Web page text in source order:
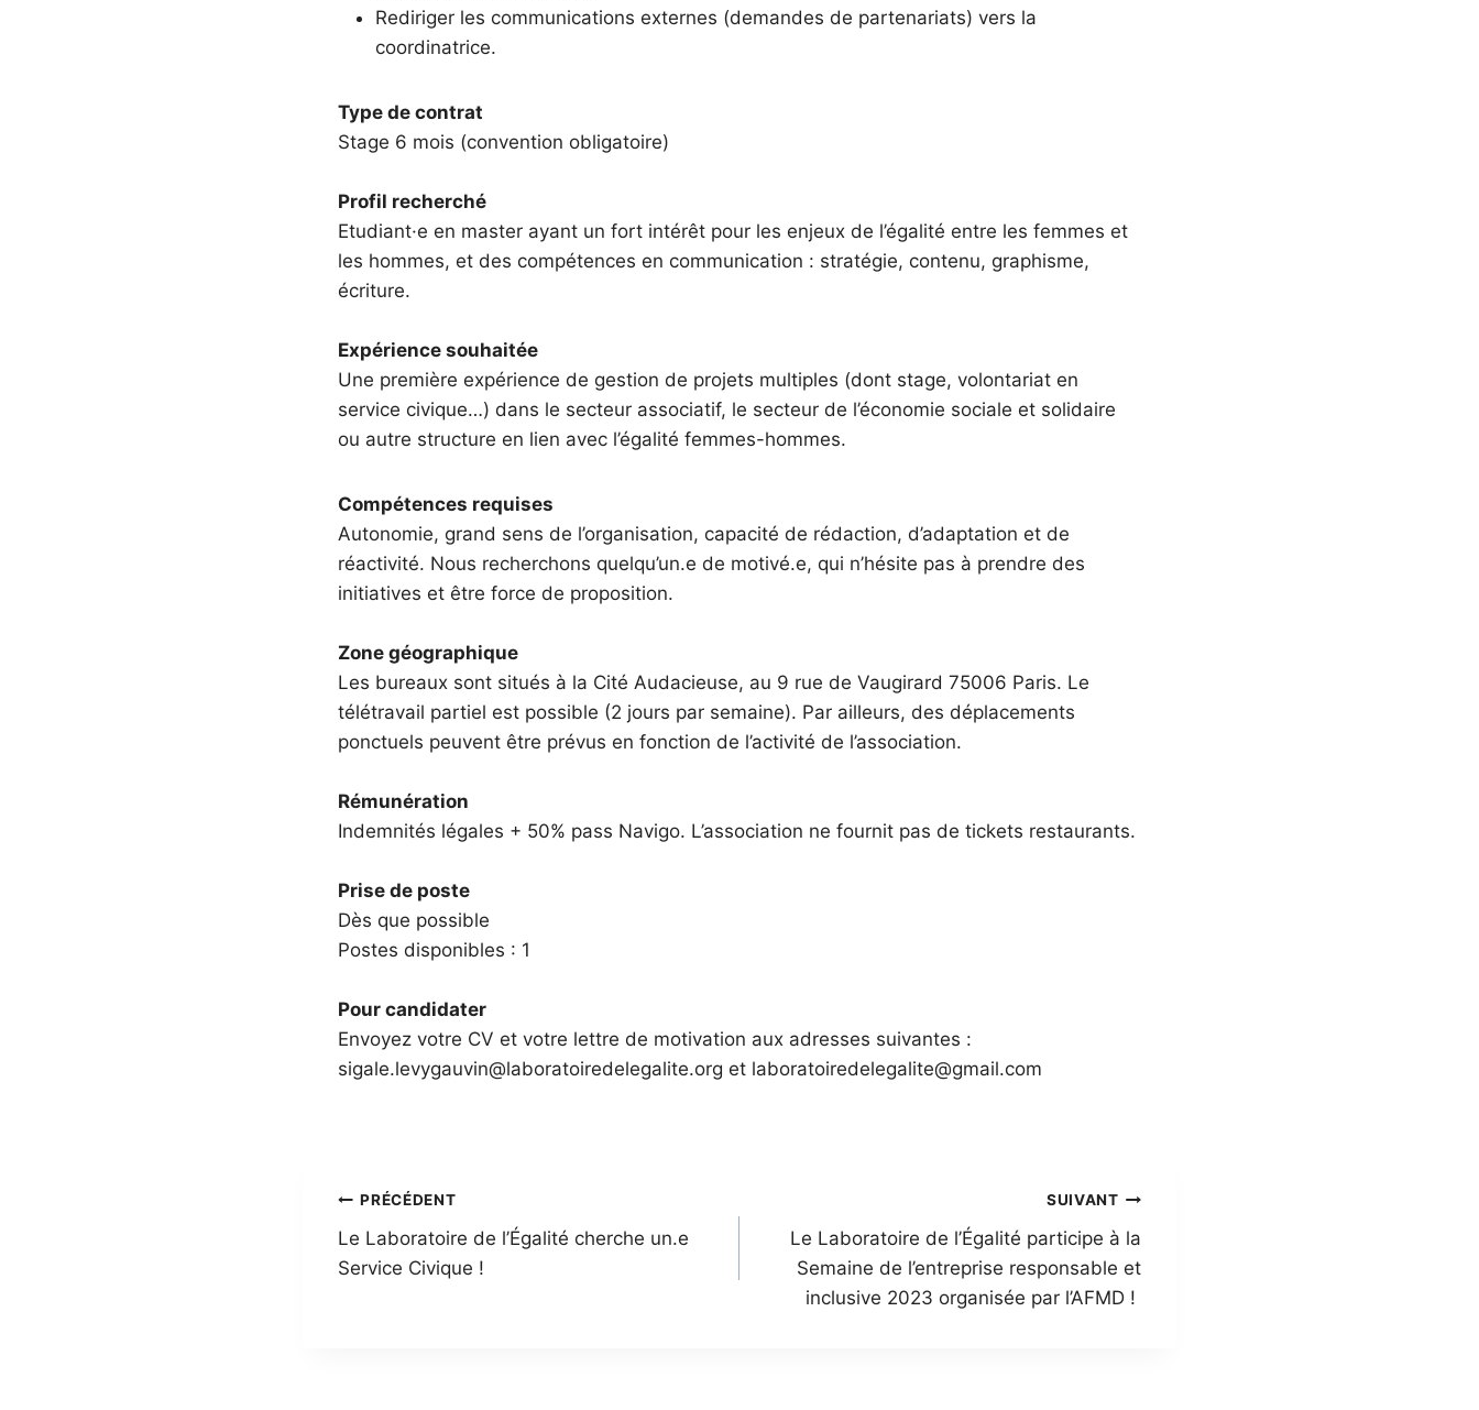
Rediriger les communications externes (demandes de partenariats) vers la
coordinatrice.
Type de contrat
Stage 6 mois (convention obligatoire)
Profil recherché
Etudiant·e en master ayant un fort intérêt pour les enjeux de l’égalité entre les femmes et
les hommes, et des compétences en communication : stratégie, contenu, graphisme,
écriture.
Expérience souhaitée
Une première expérience de gestion de projets multiples (dont stage, volontariat en
service civique…) dans le secteur associatif, le secteur de l’économie sociale et solidaire
ou autre structure en lien avec l’égalité femmes-hommes.
Compétences requises
Autonomie, grand sens de l’organisation, capacité de rédaction, d’adaptation et de
réactivité. Nous recherchons quelqu’un.e de motivé.e, qui n’hésite pas à prendre des
initiatives et être force de proposition.
Zone géographique
Les bureaux sont situés à la Cité Audacieuse, au 9 rue de Vaugirard 75006 Paris. Le
télétravail partiel est possible (2 jours par semaine). Par ailleurs, des déplacements
ponctuels peuvent être prévus en fonction de l’activité de l’association.
Rémunération
Indemnités légales + 50% pass Navigo. L’association ne fournit pas de tickets restaurants.
Prise de poste
Dès que possible
Postes disponibles : 1
Pour candidater
Envoyez votre CV et votre lettre de motivation aux adresses suivantes :
sigale.levygauvin@laboratoiredelegalite.org et laboratoiredelegalite@gmail.com
Navigation
de
PRÉCÉDENT
Le Laboratoire de l’Égalité cherche un.e
Service Civique !
SUIVANT
Le Laboratoire de l’Égalité participe à la
Semaine de l’entreprise responsable et
inclusive 2023 organisée par l’AFMD !